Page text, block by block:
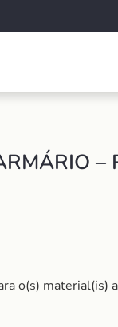
o(s) material(is)